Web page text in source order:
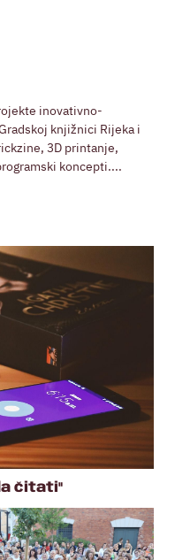
inovativno-
knjižnici Rijeka i
3D printanje,
koncepti....
čitati"